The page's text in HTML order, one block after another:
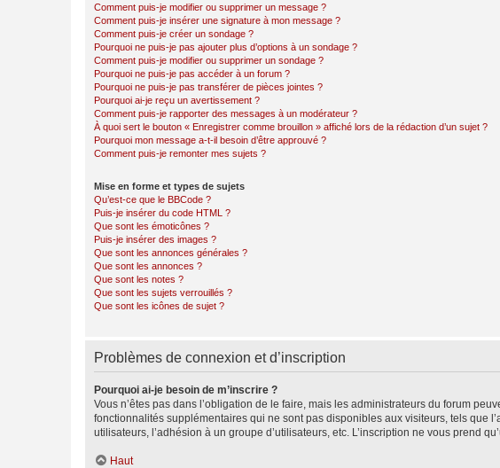
Comment puis-je modifier ou supprimer un message ?
Comment puis-je insérer une signature à mon message ?
Comment puis-je créer un sondage ?
Pourquoi ne puis-je pas ajouter plus d’options à un sondage ?
Comment puis-je modifier ou supprimer un sondage ?
Pourquoi ne puis-je pas accéder à un forum ?
Pourquoi ne puis-je pas transférer de pièces jointes ?
Pourquoi ai-je reçu un avertissement ?
Comment puis-je rapporter des messages à un modérateur ?
À quoi sert le bouton « Enregistrer comme brouillon » affiché lors de la rédaction d’un sujet ?
Pourquoi mon message a-t-il besoin d’être approuvé ?
Comment puis-je remonter mes sujets ?
Mise en forme et types de sujets
Qu’est-ce que le BBCode ?
Puis-je insérer du code HTML ?
Que sont les émoticônes ?
Puis-je insérer des images ?
Que sont les annonces générales ?
Que sont les annonces ?
Que sont les notes ?
Que sont les sujets verrouillés ?
Que sont les icônes de sujet ?
Problèmes de connexion et d’inscription
Pourquoi ai-je besoin de m’inscrire ?
Vous n’êtes pas dans l’obligation de le faire, mais les administrateurs du forum
fonctionnalités supplémentaires qui ne sont pas disponibles aux visiteurs, tels que
utilisateurs, l’adhésion à un groupe d’utilisateurs, etc. L’inscription ne vous prend
Haut